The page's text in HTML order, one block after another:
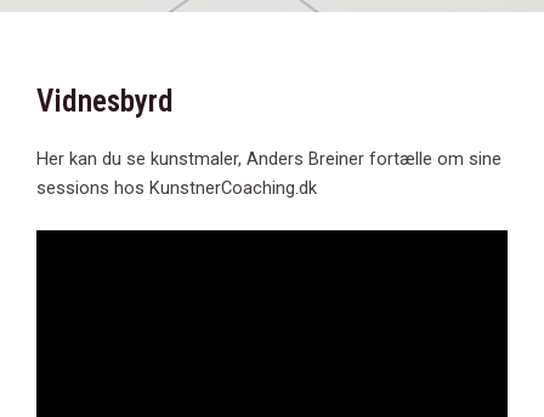
Vidnesbyrd
Her kan du se kunstmaler, Anders Breiner fortælle om sine
sessions hos KunstnerCoaching.dk